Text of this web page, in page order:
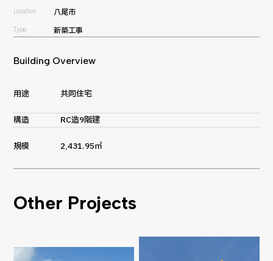
Location 八尾市
Type 新築工事
Building Overview
用途 共同住宅
構造 RC造9階建
規模 2,431.95㎡
Other Projects